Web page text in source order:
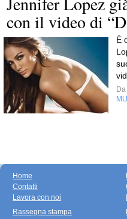
con il video di
È
Da
Home
Contatti
Lavora con noi
Rassegna stampa